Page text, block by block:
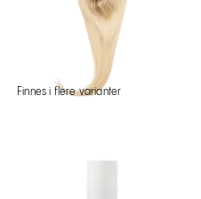
Finnes i flere varianter